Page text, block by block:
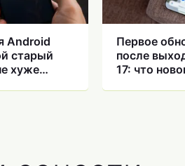
Android
старый
хуже
Первое
после
17: что